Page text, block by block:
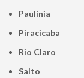
Paulínia
Piracicaba
Rio Claro
Salto